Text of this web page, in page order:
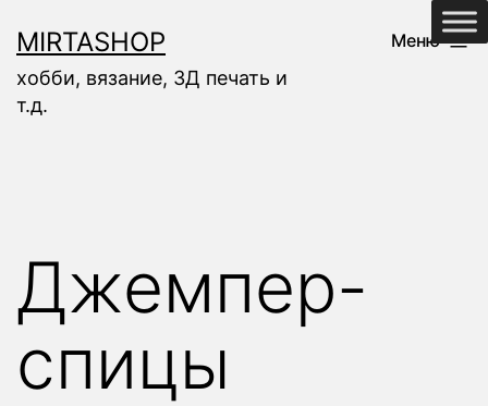
содержимому
MIRTASHOP
хобби, вязание, 3Д печать и
т.д.
Меню
Джемпер-
спицы